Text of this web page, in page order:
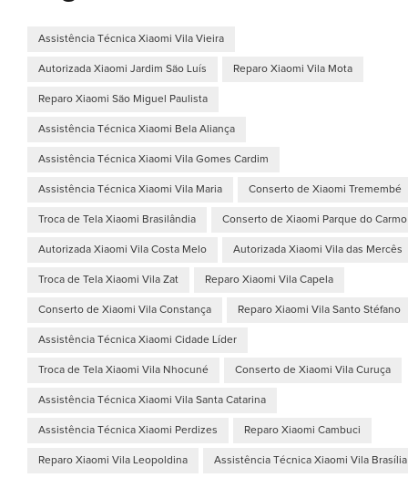
Assistência Técnica Xiaomi Vila Vieira
Autorizada Xiaomi Jardim São Luís Reparo Xiaomi Vila Mota
Reparo Xiaomi São Miguel Paulista
Assistência Técnica Xiaomi Bela Aliança
Assistência Técnica Xiaomi Vila Gomes Cardim
Assistência Técnica Xiaomi Vila Maria Conserto de Xiaomi Tremembé
Troca de Tela Xiaomi Brasilândia Conserto de Xiaomi Parque do Carmo
Autorizada Xiaomi Vila Costa Melo Autorizada Xiaomi Vila das Mercês
Troca de Tela Xiaomi Vila Zat Reparo Xiaomi Vila Capela
Conserto de Xiaomi Vila Constança Reparo Xiaomi Vila Santo Stéfano
Assistência Técnica Xiaomi Cidade Líder
Troca de Tela Xiaomi Vila Nhocuné Conserto de Xiaomi Vila Curuça
Assistência Técnica Xiaomi Vila Santa Catarina
Assistência Técnica Xiaomi Perdizes Reparo Xiaomi Cambuci
Reparo Xiaomi Vila Leopoldina Assistência Técnica Xiaomi Vila Brasília